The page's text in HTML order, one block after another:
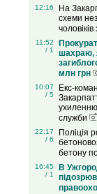
12:16
На
схеми
11:52
/ 1
шахраю,
млн грн
10:07
/ 5
Екс-
ухиленню
служби
22:17
/ 6
Поліція
бетону
16:45
/ 1
В